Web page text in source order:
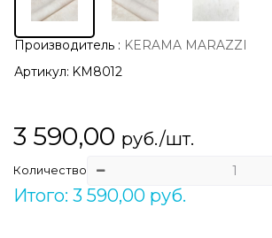
Производитель : KERAMA MARAZZI
Артикул: KM8012
3 590,00 руб./шт.
Количество
Итого: 3 590,00 руб.